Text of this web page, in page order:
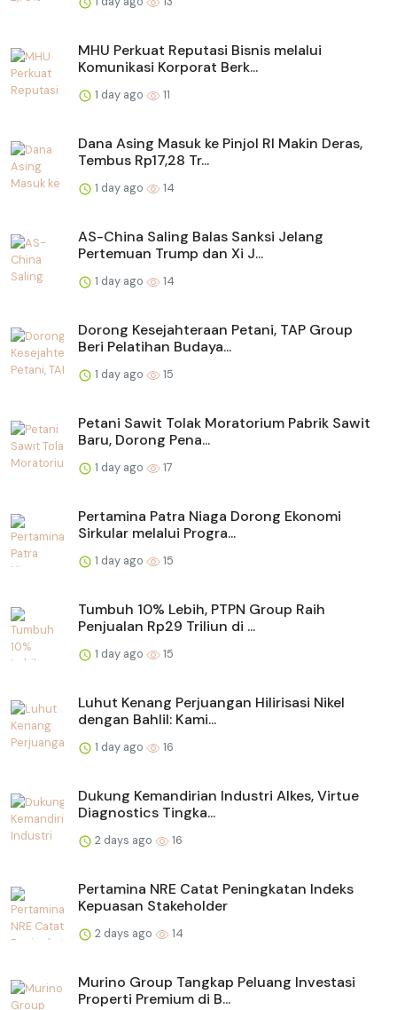
MHU Perkuat Reputasi Bisnis melalui
Komunikasi Korporat Berk...
1 day ago 11
Dana Asing Masuk ke Pinjol RI Makin Deras,
Tembus Rp17,28 Tr...
1 day ago 14
AS-China Saling Balas Sanksi Jelang
Pertemuan Trump dan Xi J...
1 day ago 14
Dorong Kesejahteraan Petani, TAP Group
Beri Pelatihan Budaya...
1 day ago 15
Petani Sawit Tolak Moratorium Pabrik Sawit
Baru, Dorong Pena...
1 day ago 17
Pertamina Patra Niaga Dorong Ekonomi
Sirkular melalui Progra...
1 day ago 15
Tumbuh 10% Lebih, PTPN Group Raih
Penjualan Rp29 Triliun di ...
1 day ago 15
Luhut Kenang Perjuangan Hilirisasi Nikel
dengan Bahlil: Kami...
1 day ago 16
Dukung Kemandirian Industri Alkes, Virtue
Diagnostics Tingka...
2 days ago 16
Pertamina NRE Catat Peningkatan Indeks
Kepuasan Stakeholder
2 days ago 14
Murino Group Tangkap Peluang Investasi
Properti Premium di B...